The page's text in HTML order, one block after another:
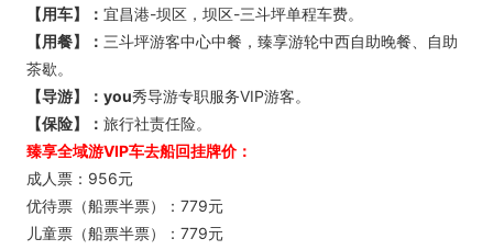
【用车】： 宜昌港-坝区，坝区-三斗坪单程车费。
【用餐】： 三斗坪游客中心中餐，臻享游轮中西自助晚餐、自助
茶歇。
【导游】：you秀导游专职服务VIP游客。
【保险】： 旅行社责任险。
臻享全域游VIP车去船回挂牌价：
成人票：956元
优待票（船票半票）：779元
儿童票（船票半票）：779元